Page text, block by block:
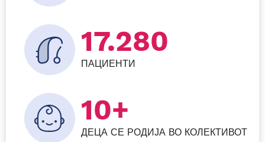
25.920
ПАЦИЕНТИ
10+
ДЕЦА СЕ РОДИЈА ВО КОЛЕКТИВОТ